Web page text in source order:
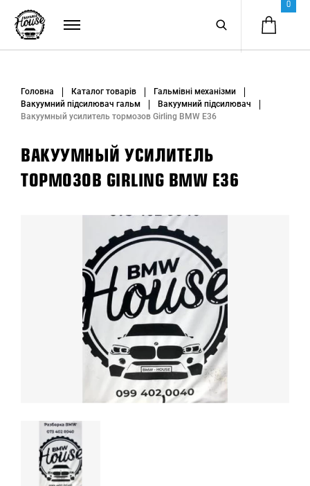
0
Головна Каталог товарів
Гальмівні механізми
Вакуумний підсилювач гальм
Вакуумний підсилювач
Вакуумный усилитель тормозов Girling BMW E36
ВАКУУМНЫЙ УСИЛИТЕЛЬ
ТОРМОЗОВ GIRLING BMW E36